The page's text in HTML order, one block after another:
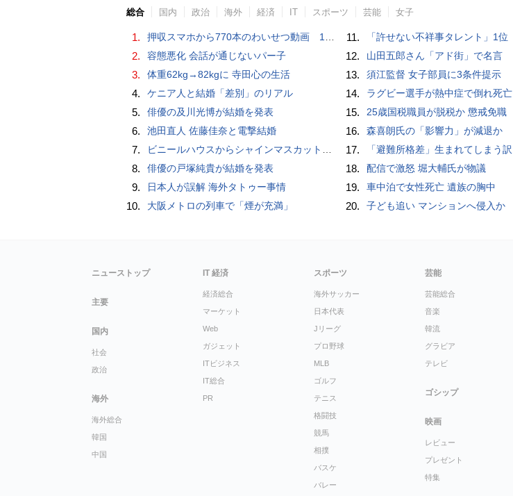
総合 国内 政治 海外 経済 IT スポーツ 芸能 女子
1. 押収スマホから770本のわいせつ動画 15歳少女に酒と薬飲ませ性的暴行か 54歳男を再逮捕 「薬もありますよ」とSNSで誘い出し
2. 容態悪化 会話が通じないパー子
3. 体重62kg→82kgに 寺田心の生活
4. ケニア人と結婚「差別」のリアル
5. 俳優の及川光博が結婚を発表
6. 池田直人 佐藤佳奈と電撃結婚
7. ビニールハウスからシャインマスカット約200房を盗んだ疑い ネットで販売か 無職の男（42）逮捕 岡山県警
8. 俳優の戸塚純貴が結婚を発表
9. 日本人が誤解 海外タトゥー事情
10. 大阪メトロの列車で「煙が充満」
11. 「許せない不祥事タレント」1位
12. 山田五郎さん「アド街」で名言
13. 須江監督 女子部員に3条件提示
14. ラグビー選手が熱中症で倒れ死亡
15. 25歳国税職員が脱税か 懲戒免職
16. 森喜朗氏の「影響力」が減退か
17. 「避難所格差」生まれてしまう訳
18. 配信で激怒 堀大輔氏が物議
19. 車中泊で女性死亡 遺族の胸中
20. 子ども追い マンションへ侵入か
ニューストップ
主要
国内
社会
政治
海外
海外総合
韓国
中国
IT 経済
経済総合
マーケット
Web
ガジェット
ITビジネス
IT総合
PR
スポーツ
海外サッカー
日本代表
Jリーグ
プロ野球
MLB
ゴルフ
テニス
格闘技
競馬
相撲
バスケ
バレー
芸能
芸能総合
音楽
韓流
グラビア
テレビ
ゴシップ
映画
レビュー
プレゼント
特集